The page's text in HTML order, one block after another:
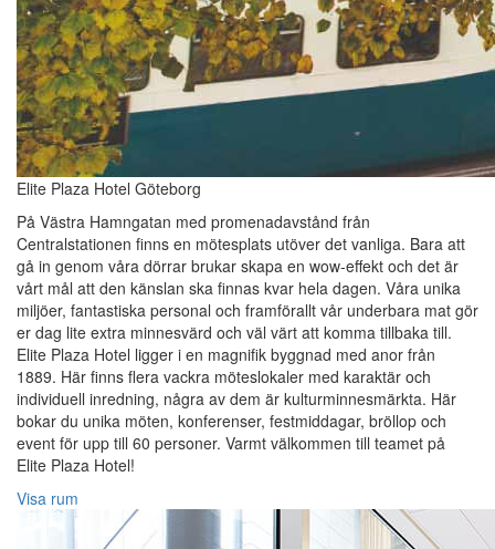
Elite Plaza Hotel Göteborg
På Västra Hamngatan med promenadavstånd från
Centralstationen finns en mötesplats utöver det vanliga. Bara att
gå in genom våra dörrar brukar skapa en wow-effekt och det är
vårt mål att den känslan ska finnas kvar hela dagen. Våra unika
miljöer, fantastiska personal och framförallt vår underbara mat gör
er dag lite extra minnesvärd och väl värt att komma tillbaka till.
Elite Plaza Hotel ligger i en magnifik byggnad med anor från
1889. Här finns flera vackra möteslokaler med karaktär och
individuell inredning, några av dem är kulturminnesmärkta. Här
bokar du unika möten, konferenser, festmiddagar, bröllop och
event för upp till 60 personer. Varmt välkommen till teamet på
Elite Plaza Hotel!‎
Visa rum